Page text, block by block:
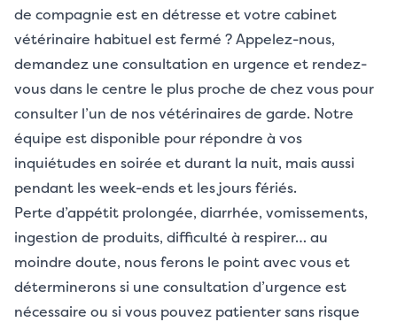
de compagnie est en détresse et votre cabinet
vétérinaire habituel est fermé ? Appelez-nous,
demandez une consultation en urgence et rendez-
vous dans le centre le plus proche de chez vous pour
consulter l’un de nos vétérinaires de garde. Notre
équipe est disponible pour répondre à vos
inquiétudes en soirée et durant la nuit, mais aussi
pendant les week-ends et les jours fériés.
Perte d’appétit prolongée, diarrhée, vomissements,
ingestion de produits, difficulté à respirer… au
moindre doute, nous ferons le point avec vous et
déterminerons si une consultation d’urgence est
nécessaire ou si vous pouvez patienter sans risque